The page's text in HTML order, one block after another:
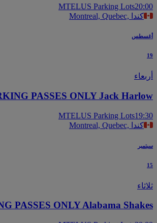
MTELUS Parking Lots
Montreal, Quebec, كندا
PASSES ONLY Jack
MTELUS Parking Lots
Montreal, Quebec, كندا
PASSES ONLY Alabama